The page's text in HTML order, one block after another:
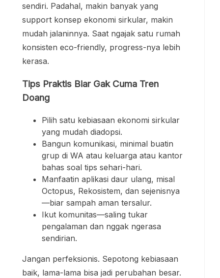
sendiri. Padahal, makin banyak yang
support konsep ekonomi sirkular, makin
mudah jalaninnya. Saat ngajak satu rumah
konsisten eco-friendly, progress-nya lebih
kerasa.
Tips Praktis Biar Gak Cuma Tren
Doang
Pilih satu kebiasaan ekonomi sirkular
yang mudah diadopsi.
Bangun komunikasi, minimal buatin
grup di WA atau keluarga atau kantor
bahas soal tips sehari-hari.
Manfaatin aplikasi daur ulang, misal
Octopus, Rekosistem, dan sejenisnya
—biar sampah aman tersalur.
Ikut komunitas—saling tukar
pengalaman dan nggak ngerasa
sendirian.
Jangan perfeksionis. Sepotong kebiasaan
baik, lama-lama bisa jadi perubahan besar.